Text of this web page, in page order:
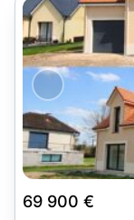
69 900 €